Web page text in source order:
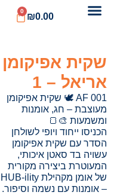
₪0.00
0
שקית אפיקומן
אריאל – 1
AF 001 🕊️ שקית אפיקומן
מעוצבת – חג, אומנות
ומשמעות 🎨🍞
הכניסו ייחוד ויופי לשולחן
הסדר עם שקית אפיקומן
עשויה בד סאטן איכותי,
המעוטרת ביצירה מקורית
של אומן מקהילת HUB-ility
– אומנות עם נשמה וסיפור.